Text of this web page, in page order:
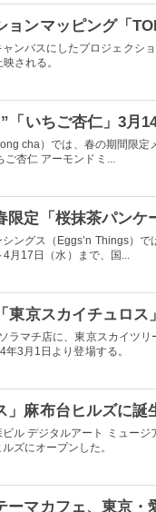
ンバスにしたプロジェクシ
される。
cha）では、春の期間限
ご杏仁 アーモンドミ...
ングス（Eggs’n Things）
月17日（水）まで、国...
ラマチ店に、東京スカイツ
年3月1日より登場する。
ル デジタルアート ミュー
ズにオープンした。